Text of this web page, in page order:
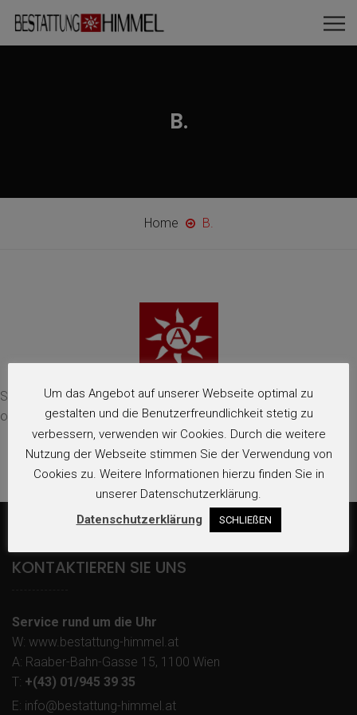
B.
Home B.
Sehr empfehlenswert. Vom Erstgespräch bis zur Beisetzung
optimale Betreuung!
KONTAKTIEREN SIE UNS
Service rund um die Uhr
W: www.bestattung-himmel.at
A: Raaber-Bahn-Gasse 15, 1100 Wien
T: +(43) 01/945 39 35
E: info@bestattung-himmel.at
Um das Angebot auf unserer Webseite optimal zu
gestalten und die Benutzerfreundlichkeit stetig zu
verbessern, verwenden wir Cookies. Durch die weitere
Nutzung der Webseite stimmen Sie der Verwendung von
Cookies zu. Weitere Informationen hierzu finden Sie in
unserer Datenschutzerklärung.
Datenschutzerklärung
SCHLIEßEN